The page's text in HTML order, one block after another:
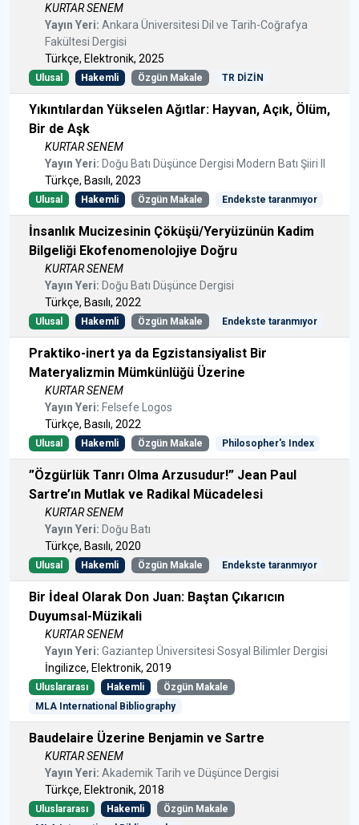
KURTAR SENEM
Yayın Yeri: Ankara Üniversitesi Dil ve Tarih-Coğrafya
Fakültesi Dergisi
Türkçe, Elektronik, 2025
Ulusal Hakemli Özgün Makale TR DİZİN
Yıkıntılardan Yükselen Ağıtlar: Hayvan, Açık, Ölüm,
Bir de Aşk
KURTAR SENEM
Yayın Yeri: Doğu Batı Düşünce Dergisi Modern Batı Şiiri II
Türkçe, Basılı, 2023
Ulusal Hakemli Özgün Makale Endekste taranmıyor
İnsanlık Mucizesinin Çöküşü/Yeryüzünün Kadim
Bilgeliği Ekofenomenolojiye Doğru
KURTAR SENEM
Yayın Yeri: Doğu Batı Düşünce Dergisi
Türkçe, Basılı, 2022
Ulusal Hakemli Özgün Makale Endekste taranmıyor
Praktiko-inert ya da Egzistansiyalist Bir
Materyalizmin Mümkünlüğü Üzerine
KURTAR SENEM
Yayın Yeri: Felsefe Logos
Türkçe, Basılı, 2022
Ulusal Hakemli Özgün Makale Philosopher's Index
”Özgürlük Tanrı Olma Arzusudur!” Jean Paul
Sartre’ın Mutlak ve Radikal Mücadelesi
KURTAR SENEM
Yayın Yeri: Doğu Batı
Türkçe, Basılı, 2020
Ulusal Hakemli Özgün Makale Endekste taranmıyor
Bir İdeal Olarak Don Juan: Baştan Çıkarıcın
Duyumsal-Müzikali
KURTAR SENEM
Yayın Yeri: Gaziantep Üniversitesi Sosyal Bilimler Dergisi
İngilizce, Elektronik, 2019
Uluslararası Hakemli
Özgün Makale
MLA International Bibliography
Baudelaire Üzerine Benjamin ve Sartre
KURTAR SENEM
Yayın Yeri: Akademik Tarih ve Düşünce Dergisi
Türkçe, Elektronik, 2018
Uluslararası Hakemli
Özgün Makale